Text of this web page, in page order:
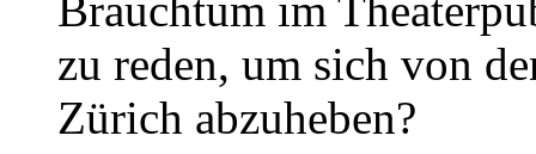
Brauchtum im
zu reden, um sich von
Zürich abzuheben?